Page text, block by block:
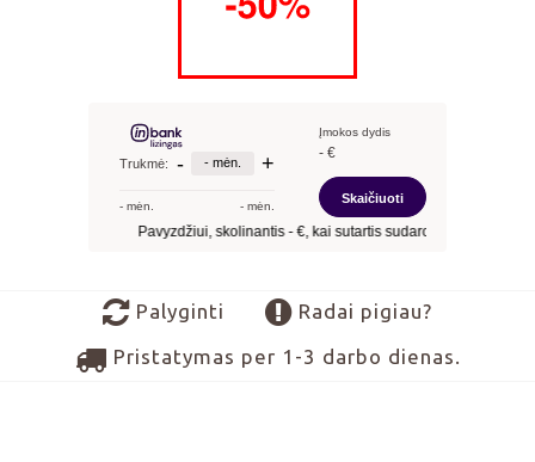
Palyginti Radai pigiau?
Pristatymas per 1-3 darbo dienas.